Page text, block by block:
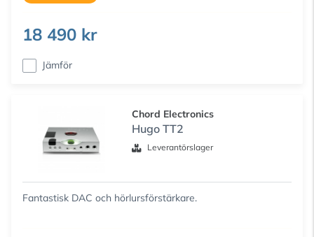
18 490 kr
Jämför
Chord Electronics
Hugo TT2
Leverantörslager
Fantastisk DAC och hörlursförstärkare.